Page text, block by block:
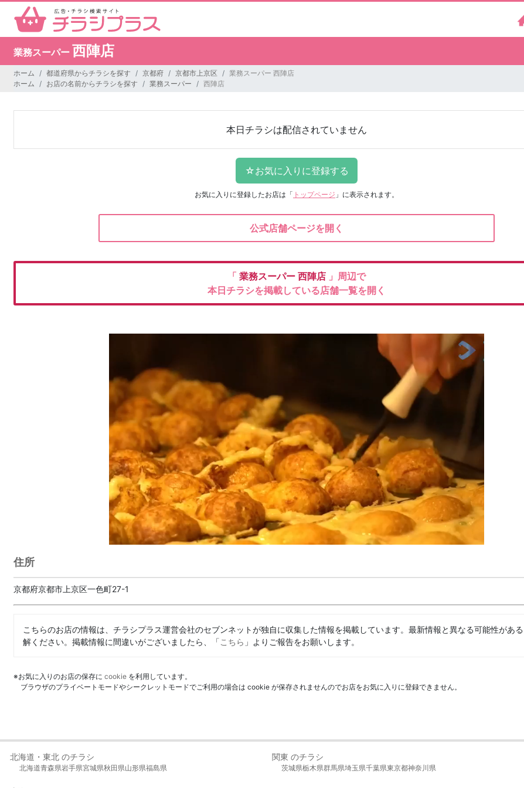
業務スーパー 西陣店
ホーム 都道府県からチラシを探す 京都府 京都市上京区
業務スーパー 西陣店
ホーム
お店の名前からチラシを探す 業務スーパー 西陣店
本日チラシは配信されていません
お気に入りに登録したお店は 「 トップページ 」に表示されます。
公式店舗ページを開く
「 業務スーパー 西陣店 」周辺で
本日チラシを掲載している店舗一覧を開く
住所
京都府京都市上京区一色町27-1
こちらのお店の情報は、チラシプラス運営会社のセブンネットが独自に収集した情報を掲載しています。最新情報と異なる可能性があ
解ください。掲載情報に間違いがございましたら、「こちら 」よりご報告をお願いします。
※お気に入りのお店の保存に cookie を利用しています。
ブラウザのプライベートモードやシークレットモードでご利用の場合は cookie が保存されませんのでお店をお気に入りに登録できません。
北海道・東北 のチラシ
北海道青森県岩手県宮城県秋田県山形県福島県
関東 のチラシ
茨城県栃木県群馬県埼玉県千葉県東京都神奈川県